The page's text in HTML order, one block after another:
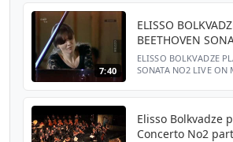
7:40
ELISSO
BEETHOVEN
ELISSO BOLKVADZE
SONATA NO2 LIVE ON
Elisso Bolkvadze
Concerto No2